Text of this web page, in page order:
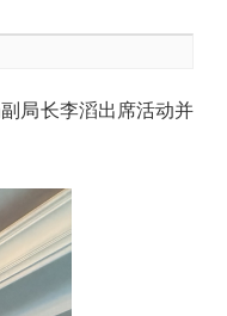
局长李滔出席活动并